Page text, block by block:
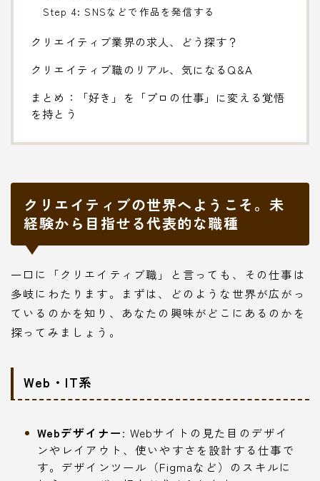
Step 4: SNSなどで作品を発信する
クリエイティブ業界の求人、どう探す？
クリエイティブ職のリアル、気になるQ&A
まとめ：「好き」を「プロの仕事」に変える覚悟
を持とう
クリエイティブの世界へようこそ。未
経験から目指せる代表的な職種
一口に「クリエイティブ職」と言っても、その仕事は
多岐にわたります。まずは、どのような世界が広がっ
ているのかを知り、あなたの興味がどこにあるのかを
探ってみましょう。
Web・IT系
Webデザイナー: Webサイトの見た目のデザイ
ンやレイアウト、使いやすさを設計する仕事で
す。デザインツール（Figmaなど）のスキルに